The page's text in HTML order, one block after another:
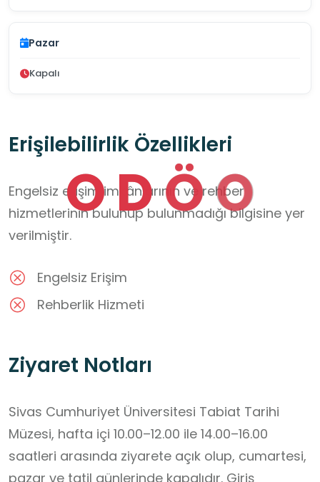
ODÖO
Pazar
Kapalı
Erişilebilirlik Özellikleri
Engelsiz erişim imkânlarının ve rehber
hizmetlerinin bulunup bulunmadığı bilgisine yer
verilmiştir.
Engelsiz Erişim
Rehberlik Hizmeti
Ziyaret Notları
Sivas Cumhuriyet Üniversitesi Tabiat Tarihi
Müzesi, hafta içi 10.00–12.00 ile 14.00–16.00
saatleri arasında ziyarete açık olup, cumartesi,
pazar ve tatil günlerinde kapalıdır. Giriş